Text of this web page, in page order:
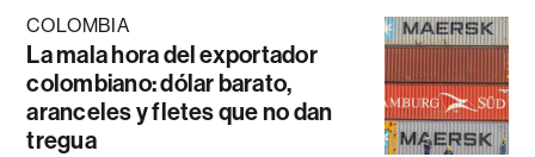
COLOMBIA
La mala hora del exportador
colombiano: dólar barato,
aranceles y fletes que no dan
tregua